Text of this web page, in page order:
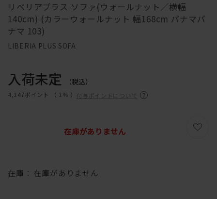
リベリアプラス ソファ(ウォールナット／横幅
140cm) (カラーウォールナット 幅168cm パナマパ
ナマ 103)
LIBERIA PLUS SOFA
入荷未定 （税込）
4,147ポイント （ 1％ ） 付与ポイントについて
在庫： 在庫がありません
在庫がありません